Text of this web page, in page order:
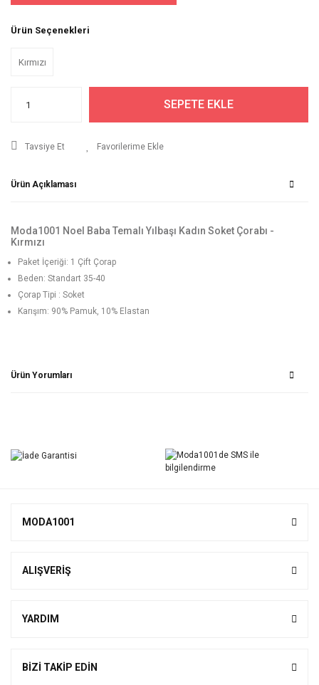
Ürün Seçenekleri
Kırmızı
SEPETE EKLE
Tavsiye Et
Ürün Açıklaması
Moda1001 Noel Baba Temalı Yılbaşı Kadın Soket Çorabı -
Kırmızı
Paket İçeriği: 1 Çift Çorap
Beden: Standart 35-40
Çorap Tipi : Soket
Karışım: 90% Pamuk, 10% Elastan
Ürün Yorumları
Yorum Yaz
MODA1001
ALIŞVERİŞ
YARDIM
BİZİ TAKİP EDİN